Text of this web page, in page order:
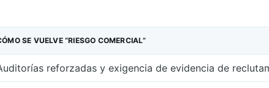
SE VUELVE “RIESGO COMERCIAL”
reforzadas y exigencia de evidencia de